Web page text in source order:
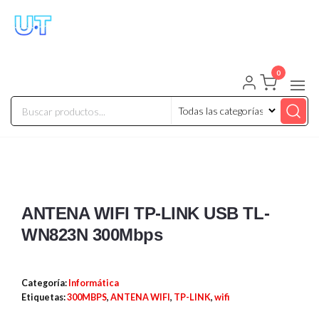
0
ANTENA WIFI TP-LINK USB TL-
WN823N 300Mbps
Categoría: Informática
Etiquetas:300MBPS, ANTENA WIFI , TP-LINK, wifi